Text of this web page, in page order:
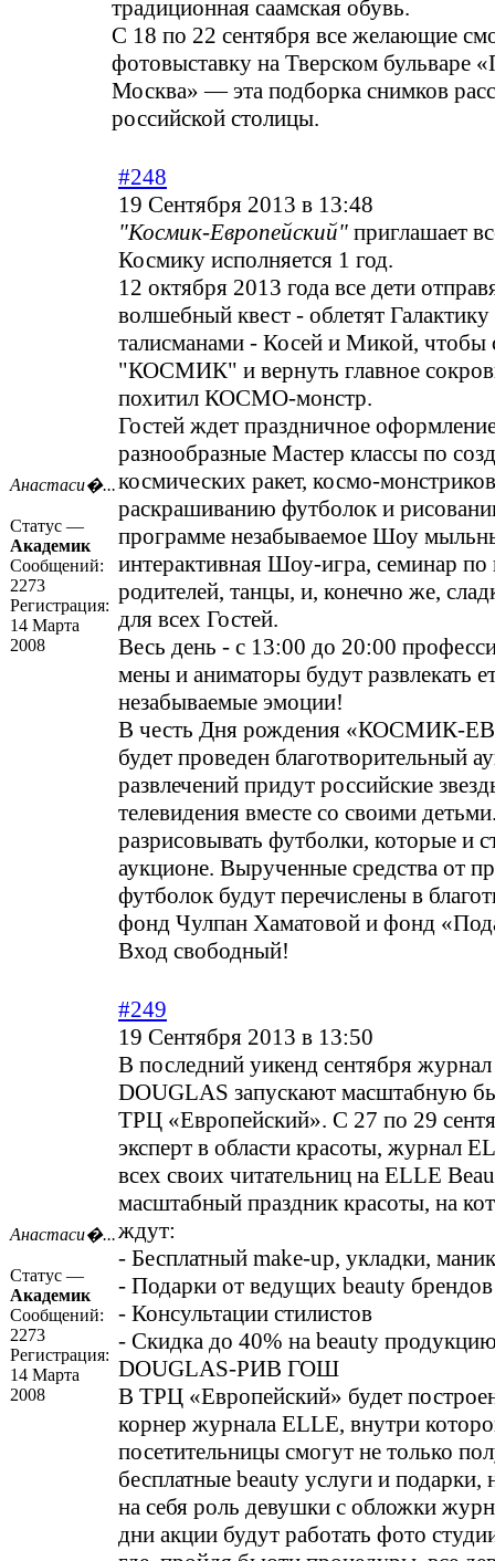
традиционная саамская обувь.
С 18 по 22 сентября все желающие
фотовыставку на Тверском бульваре
Москва» — эта подборка снимков
российской столицы.
Анастаси�...
Статус —
Академик
Сообщений:
2273
Регистрация:
14 Марта
2008
#248
19 Сентября 2013 в 13:48
"Космик-Европейский" приглашает
Космику исполняется 1 год.
12 октября 2013 года все дети
волшебный квест - облетят Галактику
талисманами - Косей и Микой, чтобы
"КОСМИК" и вернуть главное
похитил КОСМО-монстр.
Гостей ждет праздничное
разнообразные Мастер классы по
космических ракет, космо-
раскрашиванию футболок и
программе незабываемое Шоу
интерактивная Шоу-игра, семинар по
родителей, танцы, и, конечно же,
для всех Гостей.
Весь день - с 13:00 до 20:00
мены и аниматоры будут развлекать
незабываемые эмоции!
В честь Дня рождения «КОСМИК-
будет проведен благотворительный
развлечений придут российские
телевидения вместе со своими
разрисовывать футболки, которые и
аукционе. Вырученные средства от
футболок будут перечислены в
фонд Чулпан Хаматовой и фонд
Вход свободный!
Анастаси�...
Статус —
Академик
Сообщений:
2273
Регистрация:
14 Марта
2008
#249
19 Сентября 2013 в 13:50
В последний уикенд сентября
DOUGLAS запускают масштабную
ТРЦ «Европейский». C 27 по 29
эксперт в области красоты, журнал
всех своих читательниц на ELLE
масштабный праздник красоты, на
ждут:
- Бесплатный make-up, укладки,
- Подарки от ведущих beauty брендов
- Консультации стилистов
- Скидка до 40% на beauty
DOUGLAS-РИВ ГОШ
В ТРЦ «Европейский» будет
корнер журнала ELLE, внутри
посетительницы смогут не только
бесплатные beauty услуги и подарки,
на себя роль девушки с обложки
дни акции будут работать фото